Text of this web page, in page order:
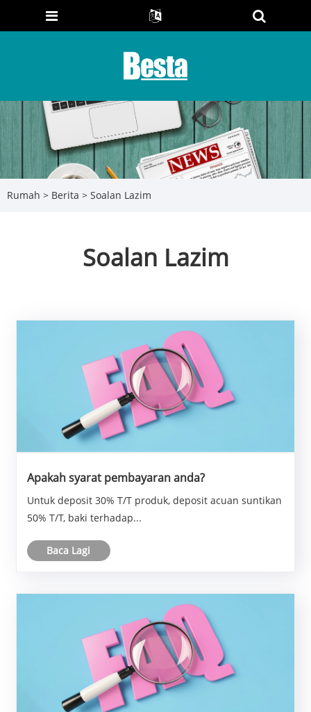
Rumah > Berita > Soalan Lazim
Soalan Lazim
Apakah syarat pembayaran anda?
Untuk deposit 30% T/T produk, deposit acuan suntikan
50% T/T, baki terhadap...
Baca Lagi